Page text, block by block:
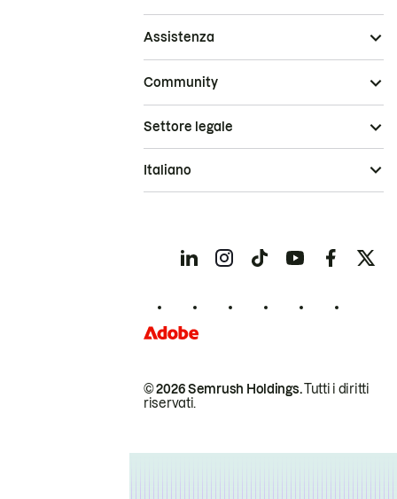
Assistenza
Community
© 2026 Semrush Holdings.Tutti i diritti
riservati.
Settore legale
Italiano